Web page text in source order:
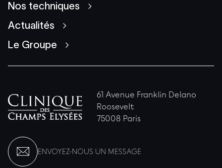
Nos techniques
Actualités
Le Groupe
61 Avenue Franklin Delano
Roosevelt
75008 Paris
ENVOYEZ-NOUS UN MESSAGE